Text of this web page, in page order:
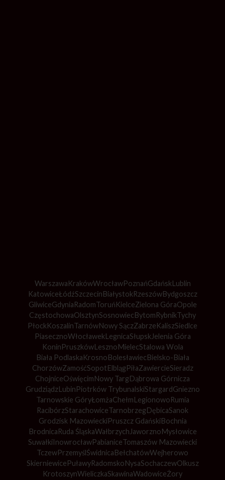
WarszawaKrakówWrocławPoznańGdańskLublin
KatowiceŁódźSzczecinBiałystokRzeszówBydgoszcz
GliwiceGdyniaRadomToruńKielceZielona GóraOpole
CzęstochowaOlsztynSosnowiecBytomRybnikTychy
PłockKoszalinTarnówNowy SączZabrzeKaliszSiedlce
PiasecznoWłocławekLegnicaSłupsk Jelenia Góra
KoninPruszkówLesznoMielecStalowa Wola
Biała PodlaskaKrosnoBolesławiecBielsko-Biała
ChorzówZamośćSopotElblągPiłaZawiercieSieradz
ChojniceOświęcimNowy TargDąbrowa Górnicza
GrudziądzLubinPiotrków TrybunalskiStargardGniezno
Tarnowskie GóryŁomżaChełmLegionowoRumia
RacibórzStarachowiceTarnobrzegDębicaSanok
Grodzisk MazowieckiPruszcz GdańskiBochnia
BrodnicaRuda ŚląskaWałbrzych JaworznoMysłowice
SuwałkiInowrocławPabianiceTomaszów Mazowiecki
TczewPrzemyślŚwidnicaBełchatówWejherowo
SkierniewicePuławyRadomskoNysaSochaczewOlkusz
KrotoszynWieliczkaSkawinaWadowiceŻory